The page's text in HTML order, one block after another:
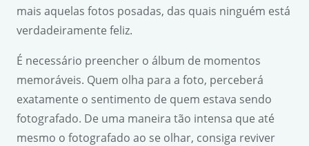
mais aquelas fotos posadas, das quais ninguém está
verdadeiramente feliz.
É necessário preencher o álbum de momentos
memoráveis. Quem olha para a foto, perceberá
exatamente o sentimento de quem estava sendo
fotografado. De uma maneira tão intensa que até
mesmo o fotografado ao se olhar, consiga reviver